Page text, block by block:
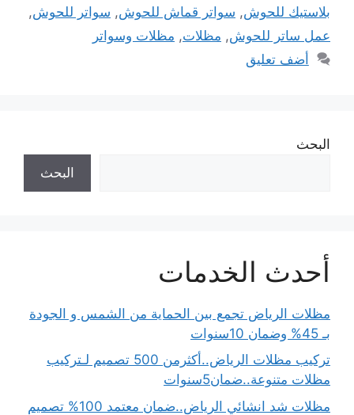
بلاستيك للحوش, سواتر قماش للحوش, سواتر للحوش,
عمل ساتر للحوش, مظلات, مظلات وسواتر
أضف تعليق
البحث
البحث
أحدث الخدمات
مظلات الرياض تجمع بين الحماية من الشمس و الجودة
بـ 45% وضمان 10سنوات
تركيب مظلات الرياض..أكثرمن 500 تصميم لـتركيب
مظلات متنوعة..ضمان5سنوات
مظلات شد انشائي الرياض..ضمان معتمد 100% تصميم